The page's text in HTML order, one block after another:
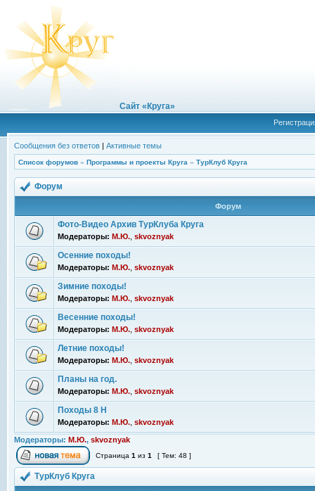
Сайт «Круга»
Сообщения без ответов | Активные темы
Список форумов » Программы и проекты Круга » ТурКлуб Круга
Форум
Форум
Фото-Видео Архив ТурКлуба Круга
Модераторы: М.Ю. skvoznyak
Осенние походы!
Модераторы: М.Ю. skvoznyak
Зимние походы!
Модераторы: М.Ю. skvoznyak
Весенние походы!
Модераторы: М.Ю. skvoznyak
Летние походы!
Модераторы: М.Ю. skvoznyak
Планы на год.
Модераторы: М.Ю. skvoznyak
Походы 8 Н
Модераторы: М.Ю. skvoznyak
Модераторы: М.Ю., skvoznyak
Страница 1 из 1 [ Тем: 48 ]
ТурКлуб Круга